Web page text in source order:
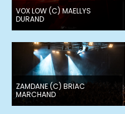
VOX LOW (C) MAELLYS
DURAND
ZAMDANE (C) BRIAC
MARCHAND